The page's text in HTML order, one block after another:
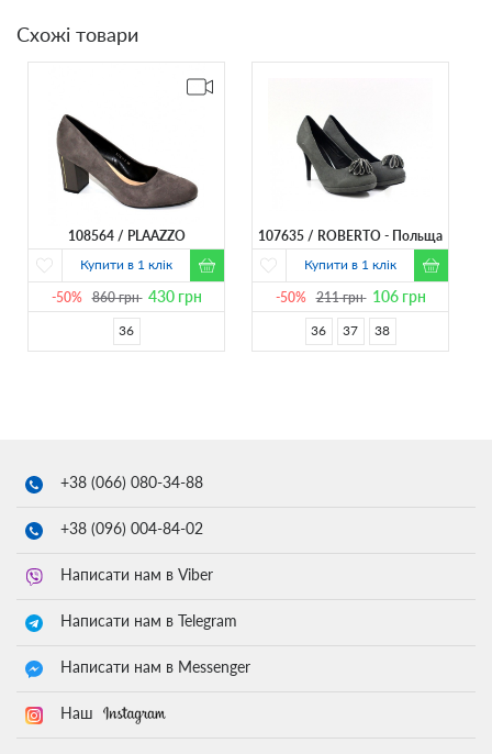
Схожі товари
108564
PLAAZZO
Купити в 1 клік
-50% 860грн 430грн
36
107635
ROBERTO - Польща
Купити в 1 клік
-50% 211грн 106грн
36 37 38
+38 (066) 080-34-88
+38 (096) 004-84-02
Написати нам в Viber
Написати нам в Telegram
Написати нам в Messenger
Наш